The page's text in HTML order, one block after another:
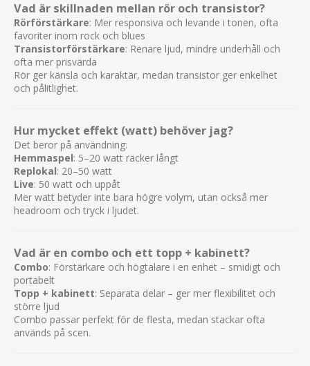
Vad är skillnaden mellan rör och transistor?
Rörförstärkare: Mer responsiva och levande i tonen, ofta
favoriter inom rock och blues
Transistorförstärkare: Renare ljud, mindre underhåll och
ofta mer prisvärda
Rör ger känsla och karaktär, medan transistor ger enkelhet
och pålitlighet.
Hur mycket effekt (watt) behöver jag?
Det beror på användning:
Hemmaspel: 5–20 watt räcker långt
Replokal: 20–50 watt
Live: 50 watt och uppåt
Mer watt betyder inte bara högre volym, utan också mer
headroom och tryck i ljudet.
Vad är en combo och ett topp + kabinett?
Combo: Förstärkare och högtalare i en enhet – smidigt och
portabelt
Topp + kabinett: Separata delar – ger mer flexibilitet och
större ljud
Combo passar perfekt för de flesta, medan stackar ofta
används på scen.